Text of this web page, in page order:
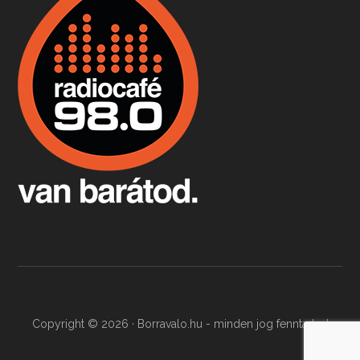
Apr 9, 2026 • 00:37:17
Fermentáljunk, a testünk meghálálja!
Apr 3, 2026 • 00:36:07
Copyright © 2026 · Borravalo.hu - minden jog fenntartva!